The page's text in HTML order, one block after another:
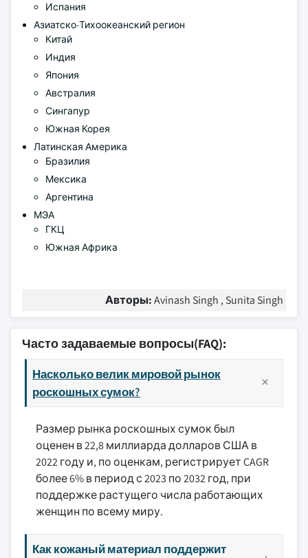
Испания
Азиатско-Тихоокеанский регион
Китай
Индия
Япония
Австралия
Сингапур
Южная Корея
Латинская Америка
Бразилия
Мексика
Аргентина
МЭА
ГКЦ
Южная Африка
Авторы:Avinash Singh , Sunita Singh
Часто задаваемые вопросы(FAQ):
Насколько велик мировой рынок
роскошных сумок?
Размер рынка роскошных сумок был
оценен в 22,8 миллиарда долларов США в
2022 году и, по оценкам, регистрирует CAGR
более 6% в период с 2023 по 2032 год, при
поддержке растущего числа работающих
женщин по всему миру.
Как кожаный материал поддержит